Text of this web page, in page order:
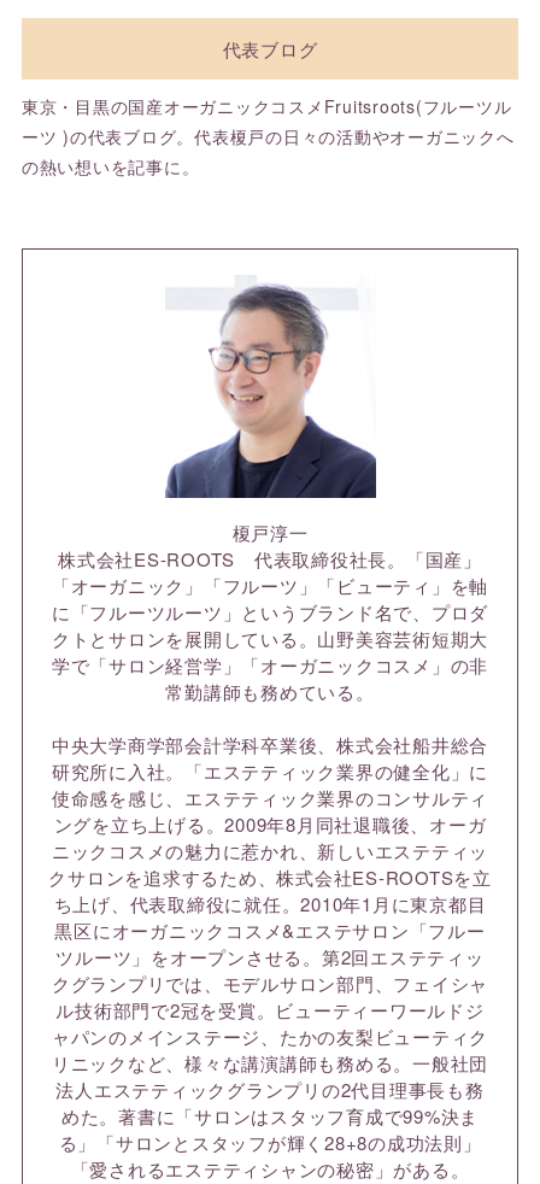
代表ブログ
東京・目黒の国産オーガニックコスメFruitsroots(フルーツル
ーツ )の代表ブログ。代表榎戸の日々の活動やオーガニックへ
の熱い想いを記事に。
榎戸淳一
株式会社ES-ROOTS 代表取締役社長。「国産」
「オーガニック」「フルーツ」「ビューティ」を軸
に「フルーツルーツ」というブランド名で、プロダ
クトとサロンを展開している。山野美容芸術短期大
学で「サロン経営学」「オーガニックコスメ」の非
常勤講師も務めている。
中央大学商学部会計学科卒業後、株式会社船井総合
研究所に入社。「エステティック業界の健全化」に
使命感を感じ、エステティック業界のコンサルティ
ングを立ち上げる。2009年8月同社退職後、オーガ
ニックコスメの魅力に惹かれ、新しいエステティッ
クサロンを追求するため、株式会社ES-ROOTSを立
ち上げ、代表取締役に就任。2010年1月に東京都目
黒区にオーガニックコスメ&エステサロン「フルー
ツルーツ」をオープンさせる。第2回エステティッ
クグランプリでは、モデルサロン部門、フェイシャ
ル技術部門で2冠を受賞。ビューティーワールドジ
ャパンのメインステージ、たかの友梨ビューティク
リニックなど、様々な講演講師も務める。一般社団
法人エステティックグランプリの2代目理事長も務
めた。著書に「サロンはスタッフ育成で99%決ま
る」「サロンとスタッフが輝く28+8の成功法則」
「愛されるエステティシャンの秘密」がある。